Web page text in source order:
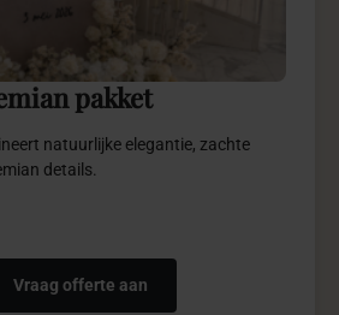
pakket
natuurlijke elegantie, zachte
details.
Vraag offerte aan